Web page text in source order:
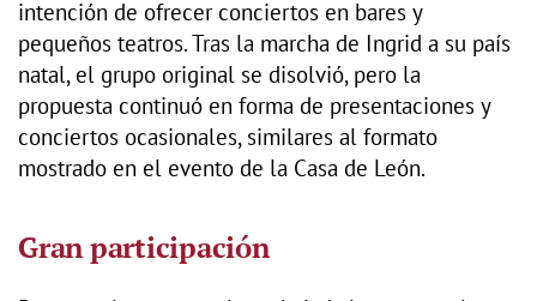
intención de ofrecer conciertos en bares y
pequeños teatros. Tras la marcha de Ingrid a su país
natal, el grupo original se disolvió, pero la
propuesta continuó en forma de presentaciones y
conciertos ocasionales, similares al formato
mostrado en el evento de la Casa de León.
Gran participación